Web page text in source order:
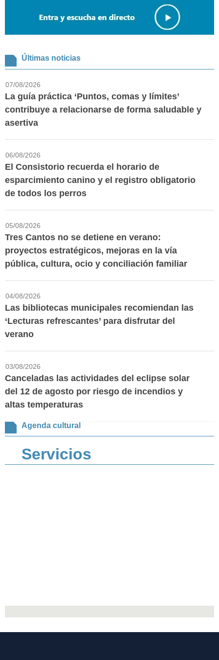
Últimas noticias
07/08/2026
La guía práctica ‘Puntos, comas y límites’
contribuye a relacionarse de forma saludable y
asertiva
06/08/2026
El Consistorio recuerda el horario de
esparcimiento canino y el registro obligatorio
de todos los perros
05/08/2026
Tres Cantos no se detiene en verano:
proyectos estratégicos, mejoras en la vía
pública, cultura, ocio y conciliación familiar
04/08/2026
Las bibliotecas municipales recomiendan las
‘Lecturas refrescantes’ para disfrutar del
verano
03/08/2026
Canceladas las actividades del eclipse solar
del 12 de agosto por riesgo de incendios y
altas temperaturas
Agenda cultural
Servicios